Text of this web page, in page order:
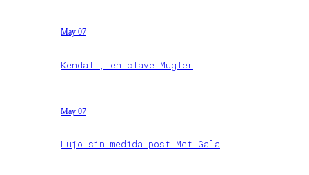
May 07
Kendall, en clave Mugler
May 07
Lujo sin medida post Met Gala